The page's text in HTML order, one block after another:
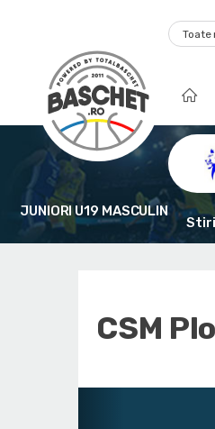
Toate
JUNIORI U19 MASCULIN
Stiri
CSM